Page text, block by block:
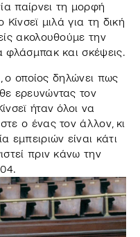
παίρνει τη μορφή
μιλά για τη δική
ακολουθούμε την
φλάσμπακ και σκέψεις.
ο οποίος δηλώνει πως
ερευνώντας τον
ήταν όλοι να
ο ένας τον άλλον, κι
εμπειριών είναι κάτι
πριν κάνω την